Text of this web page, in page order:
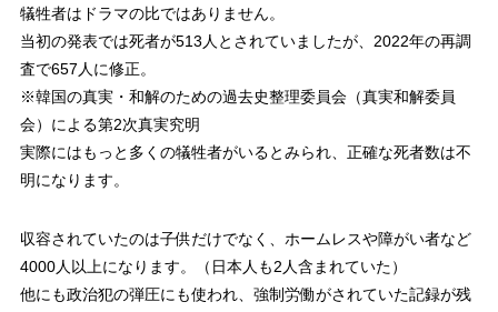
犠牲者はドラマの比ではありません。
当初の発表では死者が513人とされていましたが、2022年の再調
査で657人に修正。
※韓国の真実・和解のための過去史整理委員会（真実和解委員
会）による第2次真実究明
実際にはもっと多くの犠牲者がいるとみられ、正確な死者数は不
明になります。
収容されていたのは子供だけでなく、ホームレスや障がい者など
4000人以上になります。（日本人も2人含まれていた）
他にも政治犯の弾圧にも使われ、強制労働がされていた記録が残